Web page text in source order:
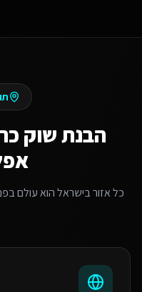
הבנת שוק
כל אזור בישראל הוא עולם